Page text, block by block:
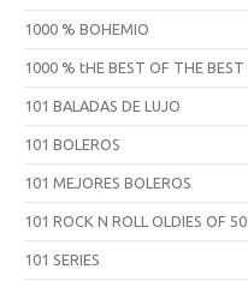
1000 % BOHEMIO
1000 % tHE BEST OF THE BEST
101 BALADAS DE LUJO
101 BOLEROS
101 MEJORES BOLEROS
101 ROCK N ROLL OLDIES OF
101 SERIES